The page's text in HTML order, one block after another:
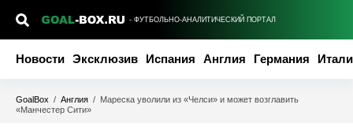
- ФУТБОЛЬНО-АНАЛИТИЧЕСКИЙ ПОРТАЛ
Новости Эксклюзив Испания Англия Германия
GoalBox / Англия / Мареска уволили из «Челси» и может возглавить
«Манчестер Сити»